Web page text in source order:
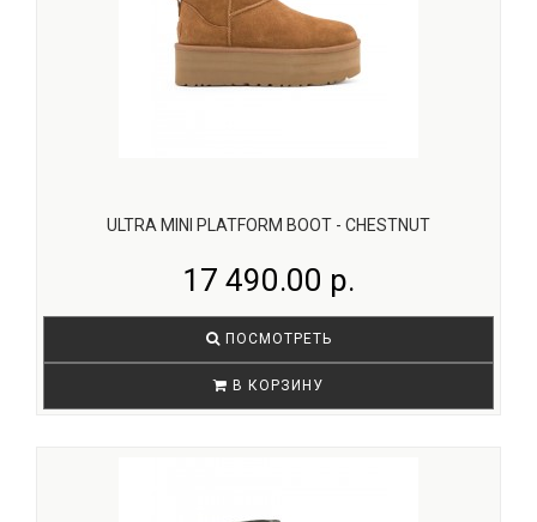
ULTRA MINI PLATFORM BOOT - CHESTNUT
17 490.00 р.
ПОСМОТРЕТЬ
В КОРЗИНУ